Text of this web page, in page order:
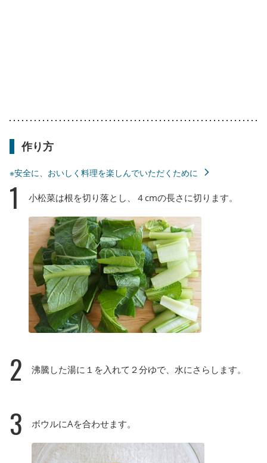
作り方
※安全に、おいしく料理を楽しんでいただくために
1 小松菜は根を切り落とし、４cmの長さに切ります。
2 沸騰した湯に１を入れて２分ゆで、水にさらします。
3 ボウルにAを合わせます。